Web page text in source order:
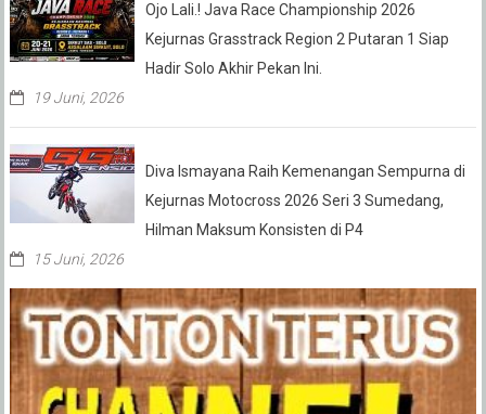
Ojo Lali.! Java Race Championship 2026
Kejurnas Grasstrack Region 2 Putaran 1 Siap
Hadir Solo Akhir Pekan Ini.
19 Juni, 2026
Diva Ismayana Raih Kemenangan Sempurna di
Kejurnas Motocross 2026 Seri 3 Sumedang,
Hilman Maksum Konsisten di P4
15 Juni, 2026